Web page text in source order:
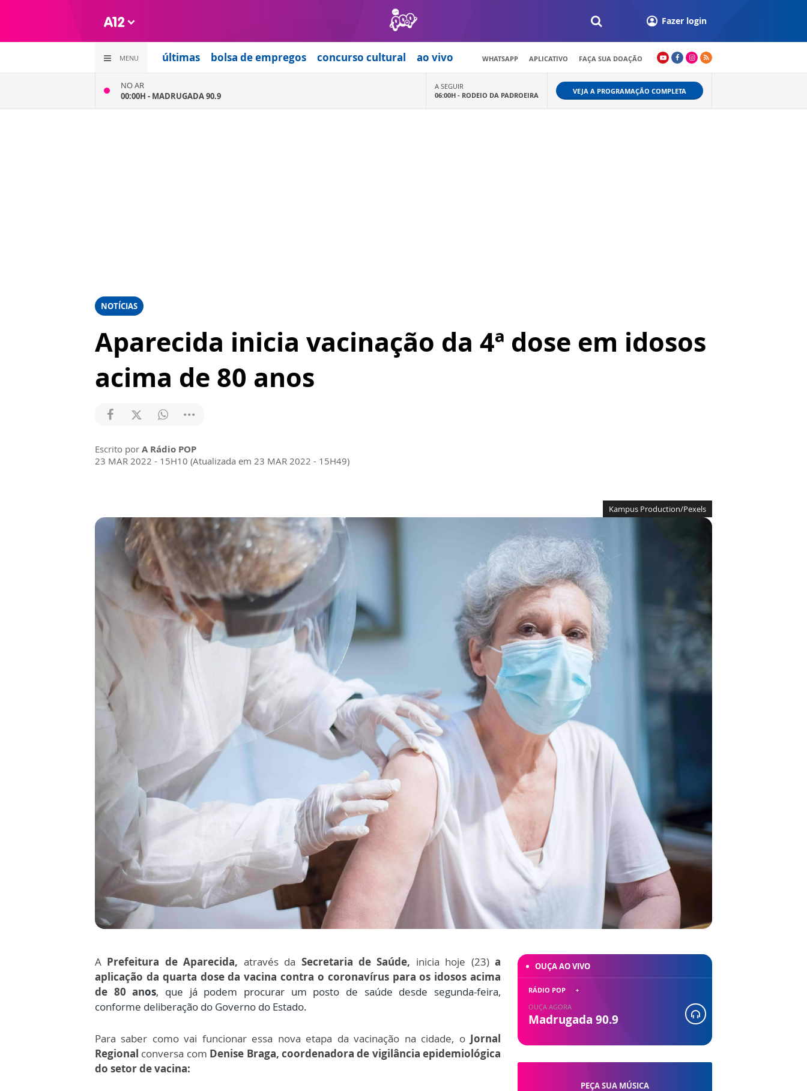
Fazer login
MENU últimas bolsa de empregos concurso cultural ao vivo WHATSAPP APLICATIVO FAÇA SUA DOAÇÃO
NO AR
00:00H - MADRUGADA 90.9
A SEGUIR
06:00H - RODEIO DA PADROEIRA VEJA A PROGRAMAÇÃO COMPLETA
NOTÍCIAS
Aparecida inicia vacinação da 4ª dose em idosos
acima de 80 anos
Escrito por A Rádio POP
23 MAR 2022 - 15H10 (Atualizada em 23 MAR 2022 - 15H49)
Kampus Production/Pexels
A Prefeitura de Aparecida, através da Secretaria de Saúde, inicia hoje (23)a
aplicação da quarta dose da vacina contra o coronavírus para os idosos acima
de 80 anos, que já podem procurar um posto de saúde desde segunda-feira,
conforme deliberação do Governo do Estado.
Para saber como vai funcionar essa nova etapa da vacinação na cidade, o Jornal
Regional conversa com Denise Braga, coordenadora de vigilância epidemiológica
do setor de vacina:
PEÇA SUA MÚSICA
OUÇA AO VIVO
RÁDIO POP
OUÇA AGORA
Madrugada 90.9